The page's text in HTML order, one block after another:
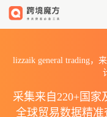
lizzaik general trading，
采集来自220+国家
全球贸易数据精